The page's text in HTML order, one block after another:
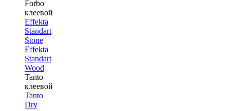
Forbo
клеевой
Effekta
Standart
Stone
Effekta
Standart
Wood
Tanto
клеевой
Tanto
Dry